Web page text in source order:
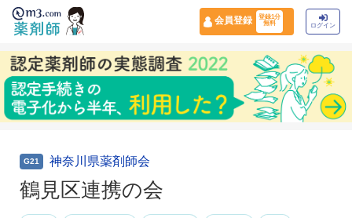
会員登録
登録1分
無料
ログイン
G21 神奈川県薬剤師会
鶴見区連携の会